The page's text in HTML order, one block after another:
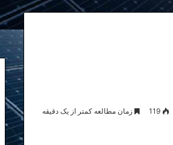
119 زمان مطالعه کمتر از یک دقیقه